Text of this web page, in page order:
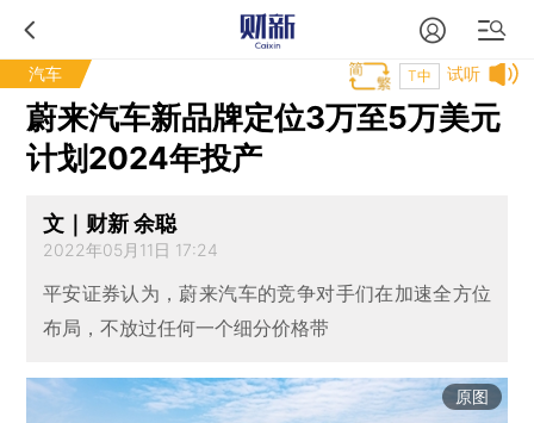
汽车 试听
T中
蔚来汽车新品牌定位3万至5万美元
计划2024年投产
文｜财新 余聪
2022年05月11日 17:24
平安证券认为，蔚来汽车的竞争对手们在加速全方位
布局，不放过任何一个细分价格带
原图